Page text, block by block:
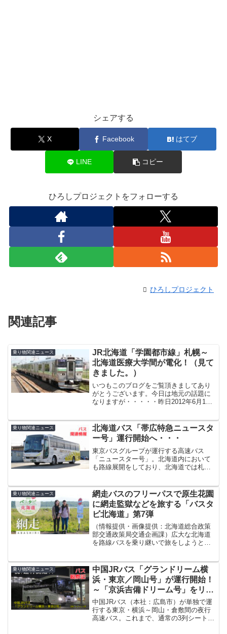
シェアする
X Facebook はてブ
LINE コピー
ひろしプロジェクトをフォローする
ひろしプロジェクト
関連記事
乗り物関連ニュース
JR北海道「学園都市線」札幌～
北海道医療大学間が電化！（見て
きました。）
いつもこのブログをご覧頂きましてあり
がとうございます。今日は地元の話題に
なりますが・・・・・昨日2012年6月1日
道医療大学間の電化が完了し、ダイヤ改
正及び新型電車に...
乗り物関連ニュース
北海道バス「帯広特急ニュースタ
ー号」運行開始へ・・・
東京バスグループが運行する高速バス
「ニュースター号」。北海道内において
も路線展開をしており、北海道では札幌
釧路線「釧路特急ニュースター号」を北
海道バスが運行しています。...
乗り物関連ニュース
網走バスのフリーパスで原生花園
に網走監獄などを旅する「バスタ
ビ北海道」第7弾
（情報提供・画像提供：北海道総合政策
部交通政策局交通企画課）広大な北海道
を路線バスを乗り継いで旅をしようとい
獄、天都山など、見どころが多いオホー
ツク『網走地方』です。こ...
乗り物関連ニュース
中国JRバス「グランドリーム横
浜・東京／岡山号」が運行開始！
～「京浜吉備ドリーム号」をリニ
ューアル～
中国JRバス（本社：広島市）が単独で運
行する東京・横浜～岡山・倉敷間の夜行
高速バス。これまで、通常の3列シート車